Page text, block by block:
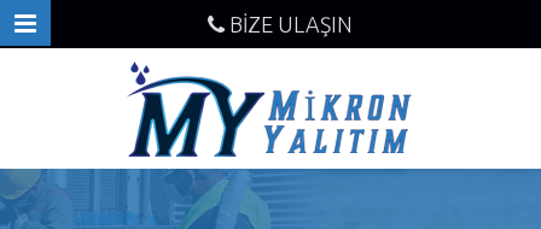
BİZE ULAŞIN